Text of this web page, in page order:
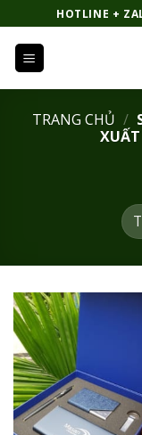
qua
dung
HOTLINE +
TRANG CHỦ /